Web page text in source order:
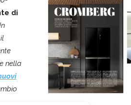
di
nella